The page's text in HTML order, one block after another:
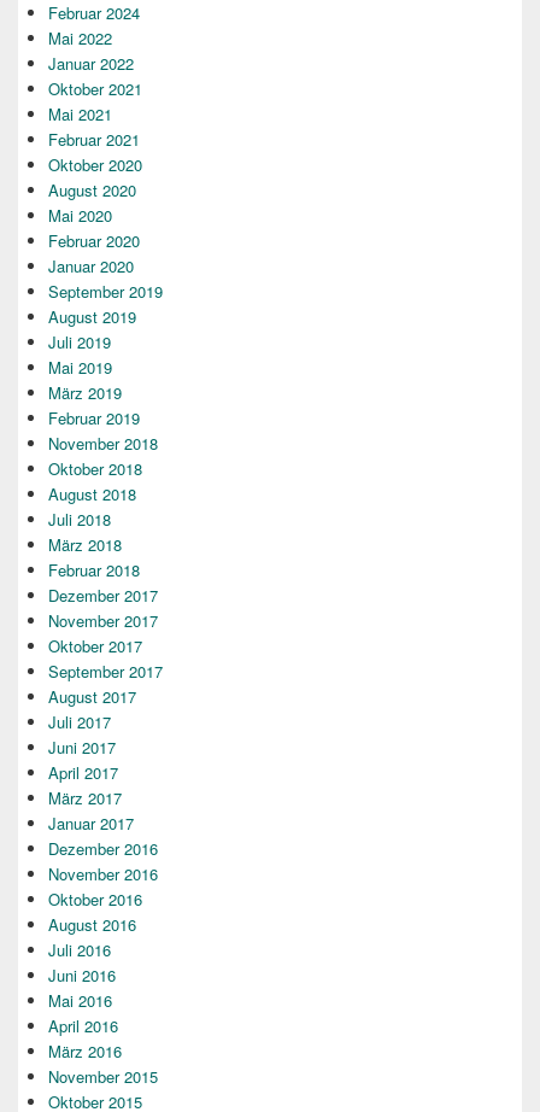
Februar 2024
Mai 2022
Januar 2022
Oktober 2021
Mai 2021
Februar 2021
Oktober 2020
August 2020
Mai 2020
Februar 2020
Januar 2020
September 2019
August 2019
Juli 2019
Mai 2019
März 2019
Februar 2019
November 2018
Oktober 2018
August 2018
Juli 2018
März 2018
Februar 2018
Dezember 2017
November 2017
Oktober 2017
September 2017
August 2017
Juli 2017
Juni 2017
April 2017
März 2017
Januar 2017
Dezember 2016
November 2016
Oktober 2016
August 2016
Juli 2016
Juni 2016
Mai 2016
April 2016
März 2016
November 2015
Oktober 2015